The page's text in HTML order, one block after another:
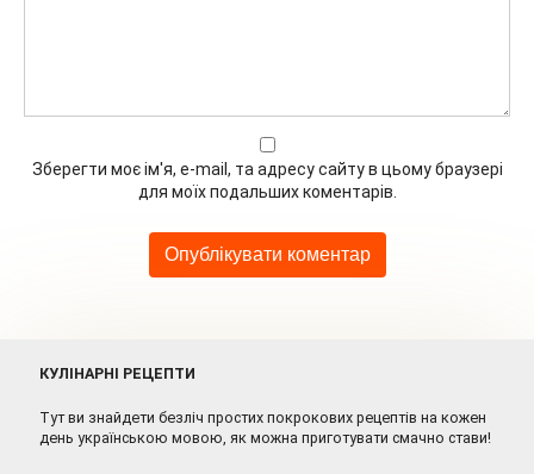
Зберегти моє ім'я, e-mail, та адресу сайту в цьому браузері
для моїх подальших коментарів.
КУЛІНАРНІ РЕЦЕПТИ
Тут ви знайдети безліч простих покрокових рецептів на кожен
день українською мовою, як можна приготувати смачно стави!